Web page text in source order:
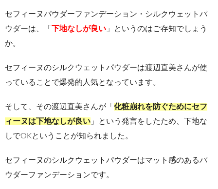
セフィーヌパウダーファンデーション・シルクウェットパ
ウダーは、「
下地なしが良い 」というのはご存知でしょう
か。
セフィーヌのシルクウェットパウダーは渡辺直美さんが使
っていることで爆発的人気となっています。
そして、その渡辺直美さんが「 化粧崩れを防ぐためにセフ
ィーヌは下地なしが良い 」という発言をしたため、下地な
しでOKということが知られました。
セフィーヌのシルクウェットパウダーはマット感のあるパ
ウダーファンデーションです。